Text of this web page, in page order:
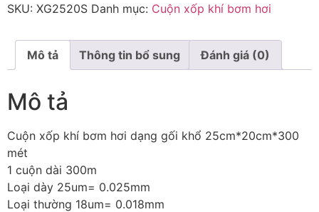
SKU: XG2520S Danh mục: Cuộn xốp khí bơm hơi
Mô tả Thông tin bổ sung Đánh giá (0)
Mô tả
Cuộn xốp khí bơm hơi dạng gối khổ 25cm*20cm*300
mét
1 cuộn dài 300m
Loại dày 25um= 0.025mm
Loại thường 18um= 0.018mm